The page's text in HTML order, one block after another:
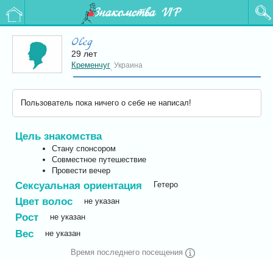
Знакомства VIP
Oleg
29 лет
Кременчуг Украина
Пользователь пока ничего о себе не написал!
Цель знакомства
Стану спонсором
Совместное путешествие
Провести вечер
Сексуальная ориентация Гетеро
Цвет волос не указан
Рост не указан
Вес не указан
Время последнего посещения